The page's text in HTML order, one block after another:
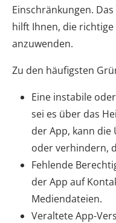
Einschränkungen.
hilft Ihnen, die
anzuwenden.
Zu den häufigsten
Eine instabile
sei es über das
der App, kann
oder verhindern,
Fehlende
der App auf
Mediendateien.
Veraltete App-